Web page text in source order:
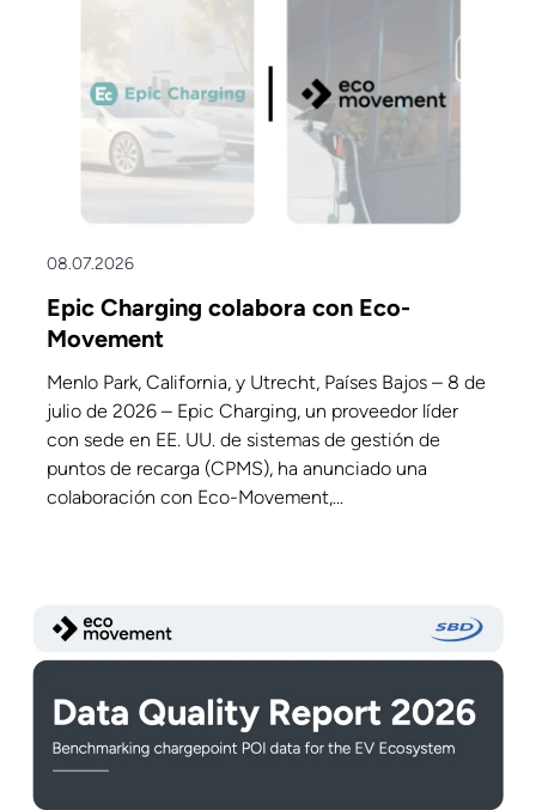
08.07.2026
Epic Charging colabora con Eco-
Movement
Menlo Park, California, y Utrecht, Países Bajos – 8 de
julio de 2026 – Epic Charging, un proveedor líder
con sede en EE. UU. de sistemas de gestión de
puntos de recarga (CPMS), ha anunciado una
colaboración con Eco-Movement,...